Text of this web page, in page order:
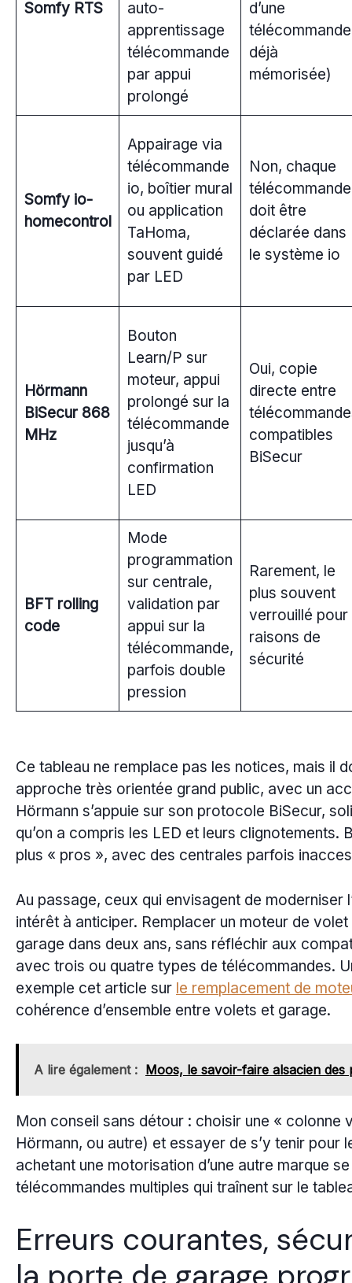
Somfy RTS
auto-
apprentissage
télécommande
par appui
prolongé
d’une
télécommande
déjà
mémorisée)
Somfy io-
homecontrol
Appairage via
télécommande
io, boîtier mural
ou application
TaHoma,
souvent guidé
par LED
Non, chaque
télécommande
doit être
déclarée dans
le système io
Hörmann
BiSecur 868
MHz
Bouton
Learn/P sur
moteur, appui
prolongé sur la
télécommande
jusqu’à
confirmation
LED
Oui, copie
directe entre
compatibles
BiSecur
BFT rolling
code
Mode
programmation
sur centrale,
validation par
appui sur la
télécommande,
parfois double
pression
Rarement, le
plus souvent
verrouillé pour
raisons de
sécurité
Ce tableau ne remplace pas les notices, mais il
approche très orientée grand public, avec un
Hörmann s’appuie sur son protocole BiSecur,
qu’on a compris les LED et leurs clignotements.
plus « pros », avec des centrales parfois
Au passage, ceux qui envisagent de moderniser
intérêt à anticiper. Remplacer un moteur de
garage dans deux ans, sans réfléchir aux
avec trois ou quatre types de télécommandes.
exemple cet article sur le remplacement de
cohérence d’ensemble entre volets et garage.
A lire également : Moos, le savoir-faire alsacien des
Mon conseil sans détour : choisir une « colonne
Hörmann, ou autre) et essayer de s’y tenir pour
achetant une motorisation d’une autre marque
télécommandes multiples qui traînent sur le
Erreurs courantes,